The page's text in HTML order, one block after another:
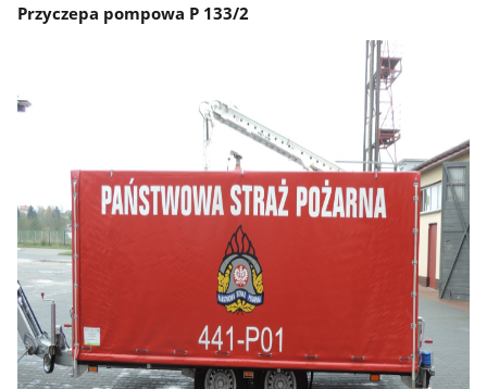
Przyczepa pompowa P 133/2